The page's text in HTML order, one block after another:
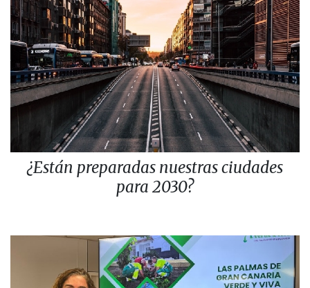
¿Están preparadas nuestras ciudades
para 2030?